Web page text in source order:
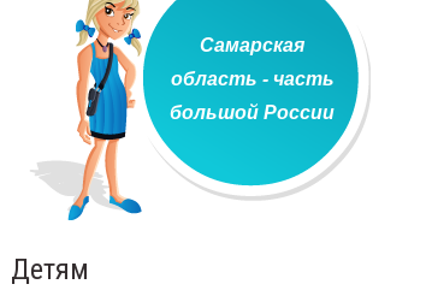
Самарская
область - часть
большой России
Детям